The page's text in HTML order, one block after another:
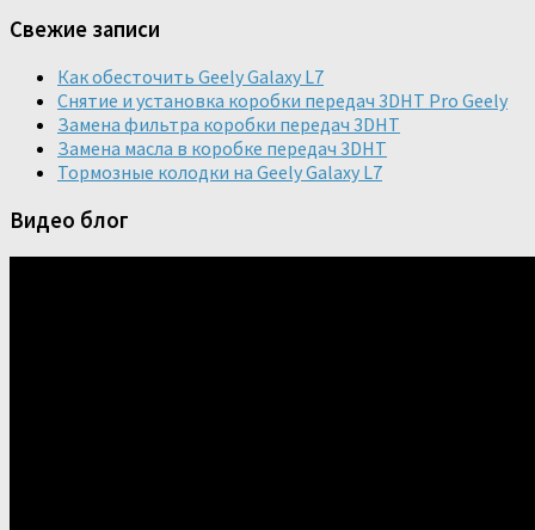
Свежие записи
Как обесточить Geely Galaxy L7
Снятие и установка коробки передач 3DHT Pro Geely
Замена фильтра коробки передач 3DHT
Замена масла в коробке передач 3DHT
Тормозные колодки на Geely Galaxy L7
Видео блог